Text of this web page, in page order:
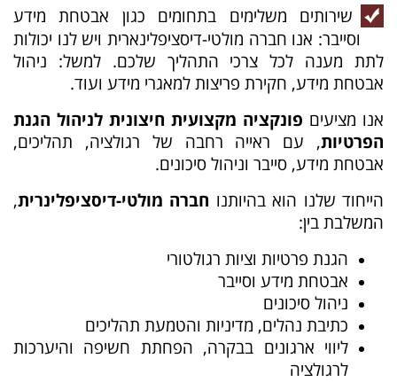
שירותים משלימים בתחומים כגון אבטחת מידע
וסייבר: אנו חברה מולטי-דיסציפלינארית ויש לנו יכולות
לתת מענה לכל צרכי התהליך שלכם. למשל: ניהול
אבטחת מידע, חקירת פריצות למאגרי מידע ועוד.
אנו מציעים פונקציה מקצועית חיצונית לניהול הגנת
הפרטיות, עם ראייה רחבה של רגולציה, תהליכים,
אבטחת מידע, סייבר וניהול סיכונים.
הייחוד שלנו הוא בהיותנו חברה מולטי-דיסציפלינרית,
המשלבת בין:
הגנת פרטיות וציות רגולטורי
אבטחת מידע וסייבר
ניהול סיכונים
כתיבת נהלים, מדיניות והטמעת תהליכים
ליווי ארגונים בבקרה, הפחתת חשיפה והיערכות
לרגולציה